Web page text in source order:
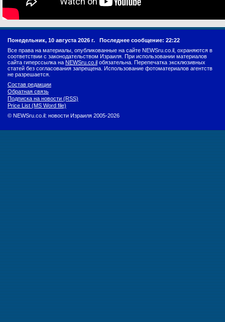
Понедельник, 10 августа 2026 г. Последнее сообщение: 22:22
Все права на материалы, опубликованные на сайте NEWSru.co.il, охраняются в
соответствии с законодательством Израиля. При использовании материалов
сайта гиперссылка на NEWSru.co.il обязательна. Перепечатка эксклюзивных
статей без согласования запрещена. Использование фотоматериалов агентств
не разрешается.
Состав редакции
Обратная связь
Подписка на новости (RSS)
Price List (MS Word file)
© NEWSru.co.il: новости Израиля 2005-2026